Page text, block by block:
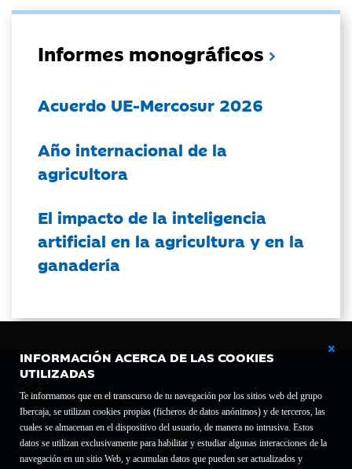
INFORMACIÓN ACERCA DE LAS COOKIES
UTILIZADAS
Te informamos que en el transcurso de tu navegación por los sitios web del grupo
Ibercaja, se utilizan cookies propias (ficheros de datos anónimos) y de terceros, las
cuales se almacenan en el dispositivo del usuario, de manera no intrusiva. Estos
datos se utilizan exclusivamente para habilitar y estudiar algunas interacciones de la
navegación en un sitio Web, y acumulan datos que pueden ser actualizados y
Informes monográficos
Acuerdo UE-Mercosur 2026
Año internacional de la
agricultora
El impacto de la inteligencia
artificial en la agricultura y en la
ganadería
Fundación Bancaria Ibercaja C.I.F. G-50000652.
Inscrita en el Registro de Fundaciones del Mº de Educación, Cultura y Deporte con el nº
1689.